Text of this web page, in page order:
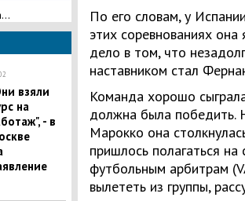
взяли
на
- в
По его словам, у
этих соревнованиях
дело в том, что
наставником стал
Команда хорошо
должна была победить.
Марокко она
пришлось полагаться
футбольным арбитрам
вылететь из группы,